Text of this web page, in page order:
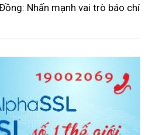
Nhấn mạnh vai trò báo chí